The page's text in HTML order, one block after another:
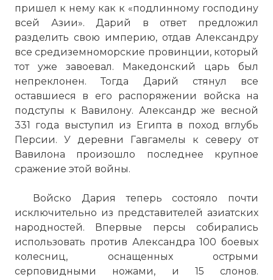
пришел к нему как к «подлинному господину
всей Азии». Дарий в ответ предложил
разделить свою империю, отдав Александру
все средиземноморские провинции, который
тот уже завоевал. Македонский царь был
непреклонен. Тогда Дарий стянул все
оставшиеся в его распоряжении войска на
подступы к Вавилону. Александр же весной
331 года выступил из Египта в поход вглубь
Персии. У деревни Гавгамелы к северу от
Вавилона произошло последнее крупное
сражение этой войны.
Войско Дария теперь состояло почти
исключительно из представителей азиатских
народностей. Впервые персы собирались
использовать против Александра 100 боевых
колесниц, оснащенных острыми
серповидными ножами, и 15 слонов.
☓